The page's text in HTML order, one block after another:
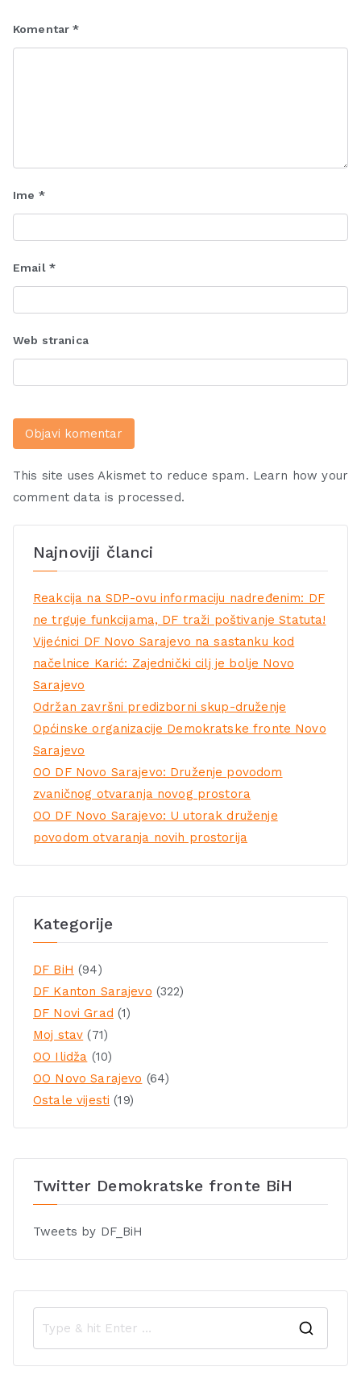
Komentar*
Ime *
Email *
Web stranica
This site uses Akismet to reduce spam. Learn how your
comment data is processed.
Najnoviji članci
Reakcija na SDP-ovu informaciju nadređenim: DF
ne trguje funkcijama, DF traži poštivanje Statuta!
Vijećnici DF Novo Sarajevo na sastanku kod
načelnice Karić: Zajednički cilj je bolje Novo
Sarajevo
Održan završni predizborni skup-druženje
Općinske organizacije Demokratske fronte Novo
Sarajevo
OO DF Novo Sarajevo: Druženje povodom
zvaničnog otvaranja novog prostora
OO DF Novo Sarajevo: U utorak druženje
povodom otvaranja novih prostorija
Kategorije
DF BiH (94)
DF Kanton Sarajevo (322)
DF Novi Grad (1)
Moj stav (71)
OO Ilidža (10)
OO Novo Sarajevo (64)
Ostale vijesti (19)
Twitter Demokratske fronte BiH
Tweets by DF_BiH